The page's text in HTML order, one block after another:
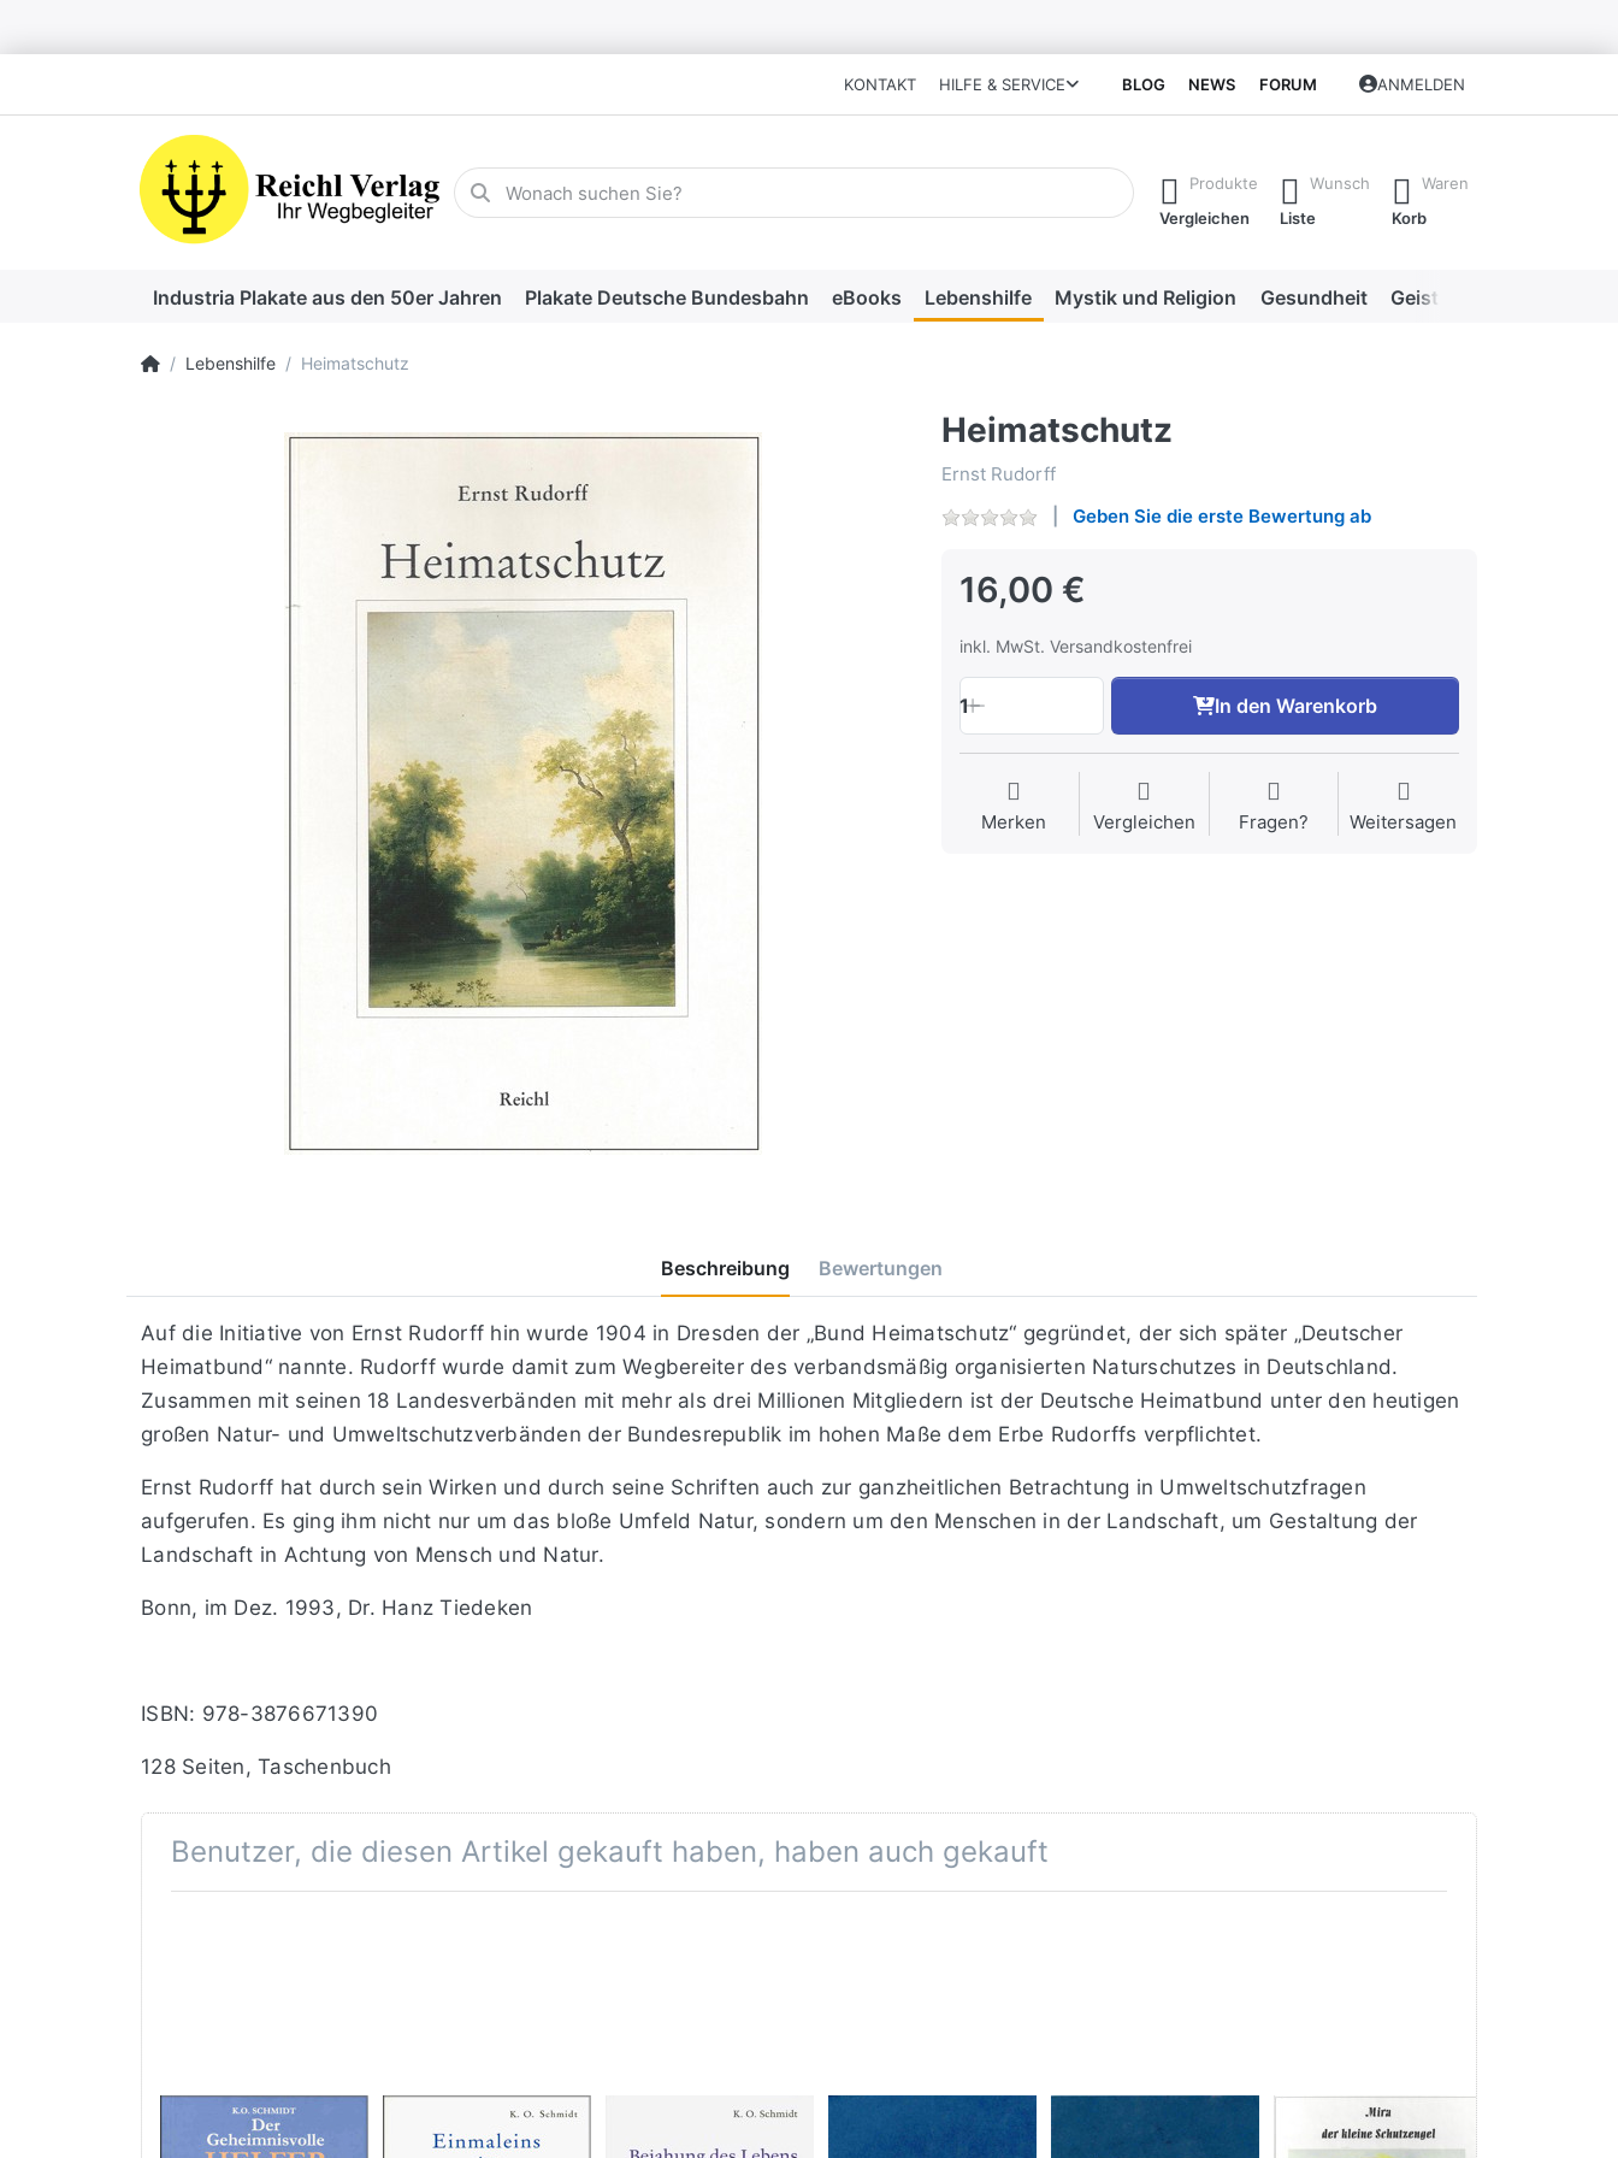
KONTAKT HILFE & SERVICE BLOG NEWS FORUM ANMELDEN
Geben Sie einen Suchbegriff ein. Während Sie tippen, erscheinen automatisch erste Ergebnisse. Drücken Sie die Eingabetaste, um alle
Produkte
Vergleichen
Wunsch
Liste
Waren
Korb
Industria Plakate aus den 50er Jahren Plakate Deutsche Bundesbahn eBooks Lebenshilfe Mystik und Religion Gesundheit Geistige Heilweisen
Startseite
Lebenshilfe Heimatschutz
Heimatschutz
Ernst Rudorff
Geben Sie die erste Bewertung ab
16,00 €
inkl. MwSt. Versandkostenfrei
1 In den Warenkorb
Merken Vergleichen Fragen? Weitersagen
Beschreibung Bewertungen
Auf die Initiative von Ernst Rudorff hin wurde 1904 in Dresden der „Bund Heimatschutz“ gegründet, der sich später „Deutscher
Heimatbund“ nannte. Rudorff wurde damit zum Wegbereiter des verbandsmäßig organisierten Naturschutzes in Deutschland.
Zusammen mit seinen 18 Landesverbänden mit mehr als drei Millionen Mitgliedern ist der Deutsche Heimatbund unter den heutigen
großen Natur- und Umweltschutzverbänden der Bundesrepublik im hohen Maße dem Erbe Rudorffs verpflichtet.
Ernst Rudorff hat durch sein Wirken und durch seine Schriften auch zur ganzheitlichen Betrachtung in Umweltschutzfragen
aufgerufen. Es ging ihm nicht nur um das bloße Umfeld Natur, sondern um den Menschen in der Landschaft, um Gestaltung der
Landschaft in Achtung von Mensch und Natur.
Bonn, im Dez. 1993, Dr. Hanz Tiedeken
ISBN: 978-3876671390
128 Seiten, Taschenbuch
Benutzer, die diesen Artikel gekauft haben, haben auch gekauft
Der
Einmaleins
Bejahung
Esoterisches
Mira, der